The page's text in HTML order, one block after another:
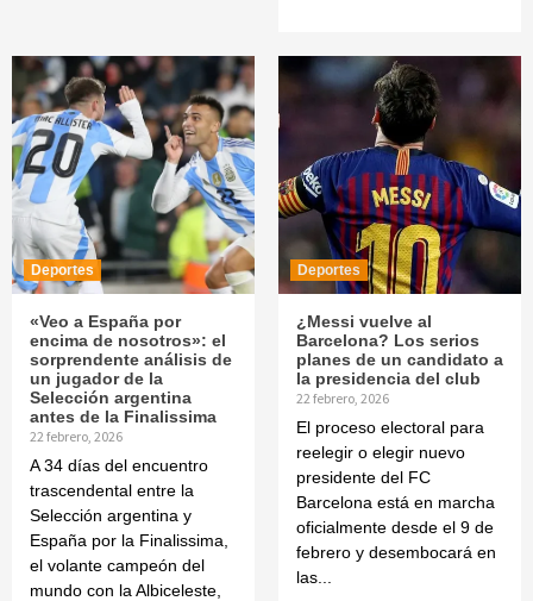
Deportes
«Veo a España por
encima de nosotros»: el
sorprendente análisis de
un jugador de la
Selección argentina
antes de la Finalissima
22 febrero, 2026
A 34 días del encuentro
trascendental entre la
Selección argentina y
España por la Finalissima,
el volante campeón del
mundo con la Albiceleste,
Deportes
¿Messi vuelve al
Barcelona? Los serios
planes de un candidato a
la presidencia del club
22 febrero, 2026
El proceso electoral para
reelegir o elegir nuevo
presidente del FC
Barcelona está en marcha
oficialmente desde el 9 de
febrero y desembocará en
las...